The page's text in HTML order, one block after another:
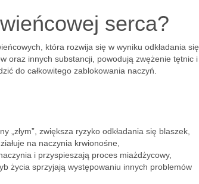
serca?
która rozwija się w wyniku odkładania się
oraz innych substancji, powodują zwężenie tętnic i
do całkowitego zablokowania naczyń.
„złym”, zwiększa ryzyko odkładania się blaszek,
na naczynia krwionośne,
i przyspieszają proces miażdżycowy,
życia sprzyjają występowaniu innych problemów